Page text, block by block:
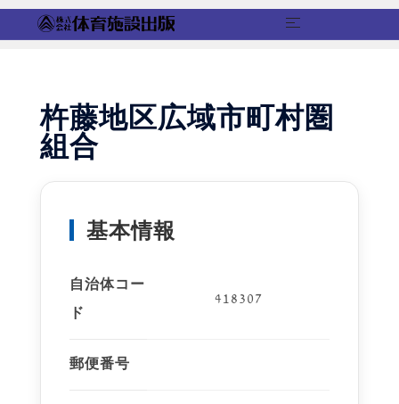
コ
ン
杵藤地区広域市町村圏
組合
基本情報
自治体コー
ド
418307
郵便番号